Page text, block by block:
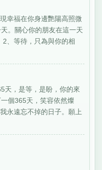
幸福在你身邊艷陽高照微
。關心你的朋友在這一天
、等待，只為與你的相
天，是等，是盼，你的來
個365天，笑容依然燦
永遠忘不掉的日子。願上